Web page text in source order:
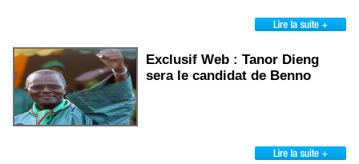
Exclusif Web : Tanor Dieng
sera le candidat de Benno